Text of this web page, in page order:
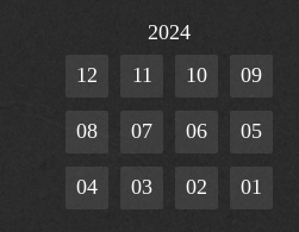
2024
12
11 10 09
08 07 06 05
04 03 02 01